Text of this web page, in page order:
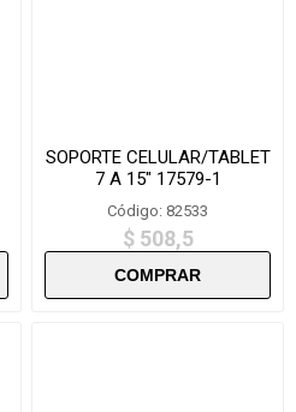
SOPORTE CELULAR/TABLET
7 A 15" 17579-1
Código: 82533
$ 508,5